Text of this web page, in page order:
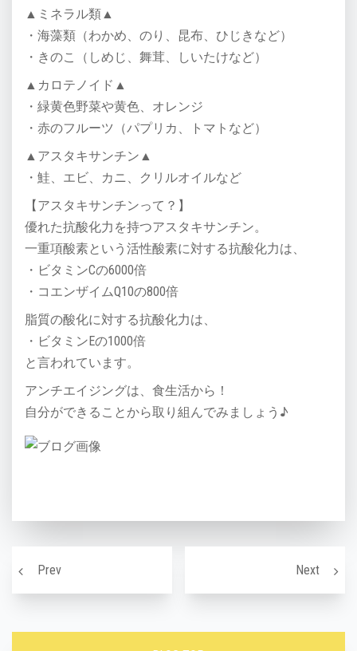
▲ミネラル類▲
・海藻類（わかめ、のり、昆布、ひじきなど）
・きのこ（しめじ、舞茸、しいたけなど）
▲カロテノイド▲
・緑黄色野菜や黄色、オレンジ
・赤のフルーツ（パプリカ、トマトなど）
▲アスタキサンチン▲
・鮭、エビ、カニ、クリルオイルなど
【アスタキサンチンって？】
優れた抗酸化力を持つアスタキサンチン。
一重項酸素という活性酸素に対する抗酸化力は、
・ビタミンCの6000倍
・コエンザイムQ10の800倍
脂質の酸化に対する抗酸化力は、
・ビタミンEの1000倍
と言われています。
アンチエイジングは、食生活から！
自分ができることから取り組んでみましょう♪
Prev
実は冬の方が重要？デトックスと水の関係とは？
Next冷え